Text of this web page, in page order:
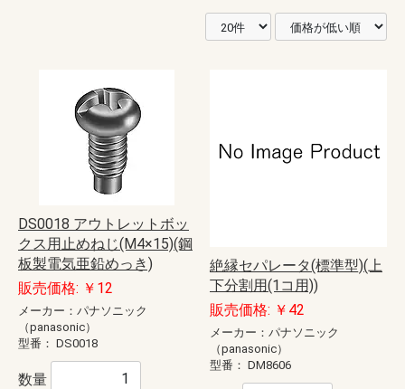
DS0018 アウトレットボッ
クス用止めねじ(M4×15)(鋼
板製電気亜鉛めっき)
販売価格: ￥12
メーカー：パナソニック
（panasonic）
型番： DS0018
数量
絶縁セパレータ(標準型)(上
下分割用(1コ用))
販売価格: ￥42
メーカー：パナソニック
（panasonic）
型番： DM8606